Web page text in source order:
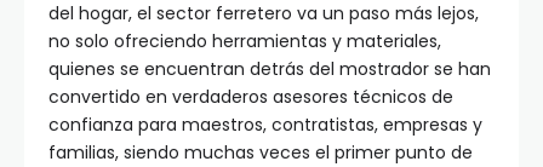
del hogar, el sector ferretero va un paso más lejos,
no solo ofreciendo herramientas y materiales,
quienes se encuentran detrás del mostrador se han
convertido en verdaderos asesores técnicos de
confianza para maestros, contratistas, empresas y
familias, siendo muchas veces el primer punto de